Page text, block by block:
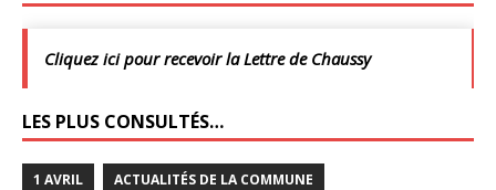
Cliquez ici pour recevoir la Lettre de Chaussy
LES PLUS CONSULTÉS…
1 AVRIL ACTUALITÉS DE LA COMMUNE